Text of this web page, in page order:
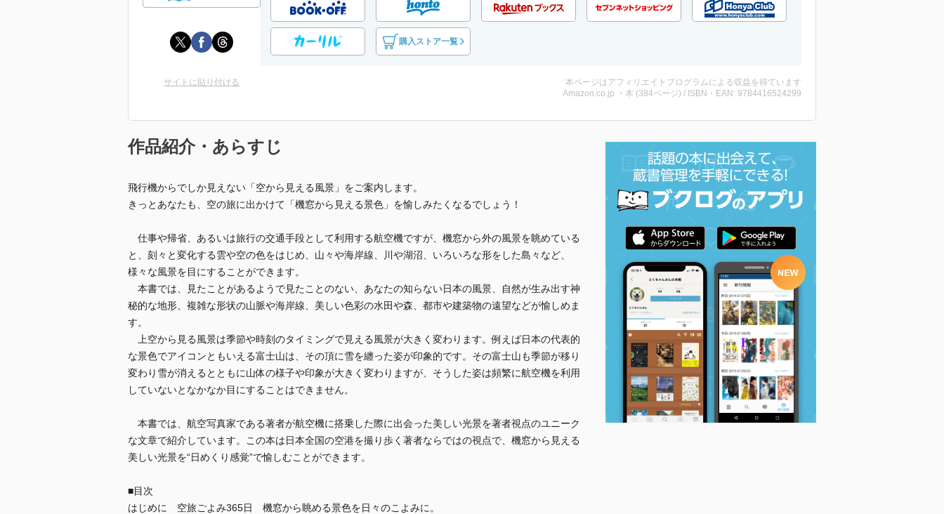
購入ストア一覧
サイトに貼り付ける
本ページはアフィリエイトプログラムによる収益を得ています
Amazon.co.jp ・本 (384ページ) / ISBN・EAN: 9784416524299
作品紹介・あらすじ
飛行機からでしか見えない「空から見える風景」をご案内します。
きっとあなたも、空の旅に出かけて「機窓から見える景色」を愉しみたくなるでしょう！
仕事や帰省、あるいは旅行の交通手段として利用する航空機ですが、機窓から外の風景を眺めている
と、刻々と変化する雲や空の色をはじめ、山々や海岸線、川や湖沼、いろいろな形をした島々など、
様々な風景を目にすることができます。
本書では、見たことがあるようで見たことのない、あなたの知らない日本の風景、自然が生み出す神
秘的な地形、複雑な形状の山脈や海岸線、美しい色彩の水田や森、都市や建築物の遠望などが愉しめま
す。
上空から見る風景は季節や時刻のタイミングで見える風景が大きく変わります。例えば日本の代表的
な景色でアイコンともいえる富士山は、その頂に雪を纏った姿が印象的です。その富士山も季節が移り
変わり雪が消えるとともに山体の様子や印象が大きく変わりますが、そうした姿は頻繁に航空機を利用
していないとなかなか目にすることはできません。
本書では、航空写真家である著者が航空機に搭乗した際に出会った美しい光景を著者視点のユニーク
な文章で紹介しています。この本は日本全国の空港を撮り歩く著者ならではの視点で、機窓から見える
美しい光景を“日めくり感覚”で愉しむことができます。
■目次
はじめに 空旅ごよみ365日 機窓から眺める景色を日々のこよみに。